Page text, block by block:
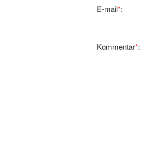
E-mail*:
Kommentar*: